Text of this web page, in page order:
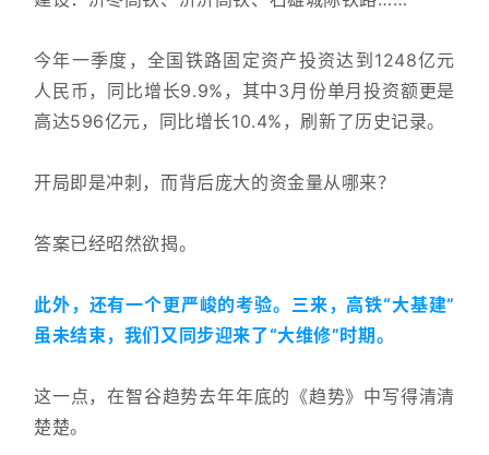
今年一季度，全国铁路固定资产投资达到1248亿元
人民币，同比增长9.9%，其中3月份单月投资额更是
高达596亿元，同比增长10.4%，刷新了历史记录。
开局即是冲刺，而背后庞大的资金量从哪来？
答案已经昭然欲揭。
此外，还有一个更严峻的考验。三来，高铁“大基建”
虽未结束，我们又同步迎来了“大维修”时期。
这一点，在智谷趋势去年年底的《趋势》中写得清清
楚楚。